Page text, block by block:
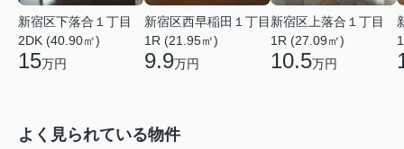
新宿区下落合１丁目
2DK (40.90㎡)
15万円
新宿区西早稲田１丁目
1R (21.95㎡)
9.9万円
新宿区上落合１丁目
1R (27.09㎡)
10.5万円
よく見られている物件